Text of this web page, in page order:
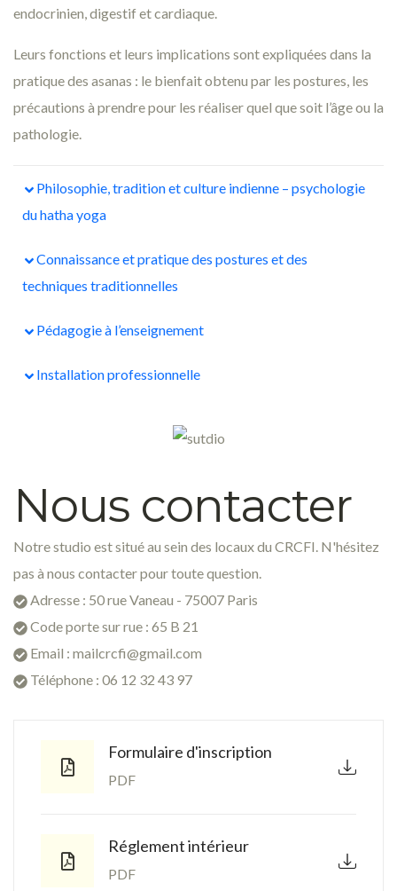
endocrinien, digestif et cardiaque.
Leurs fonctions et leurs implications sont expliquées dans la
pratique des asanas : le bienfait obtenu par les postures, les
précautions à prendre pour les réaliser quel que soit l’âge ou la
pathologie.
Philosophie, tradition et culture indienne – psychologie
du hatha yoga
Connaissance et pratique des postures et des
techniques traditionnelles
Pédagogie à l’enseignement
Installation professionnelle
Nous contacter
Notre studio est situé au sein des locaux du CRCFI. N'hésitez
pas à nous contacter pour toute question.
Adresse : 50 rue Vaneau - 75007 Paris
Code porte sur rue : 65 B 21
Email : mailcrcfi@gmail.com
Téléphone : 06 12 32 43 97
Formulaire d'inscription
PDF
Réglement intérieur
PDF